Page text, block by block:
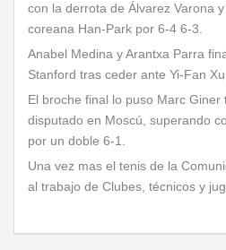
con la derrota de Álvarez Varona
coreana Han-Park por 6-4 6-3.
Anabel Medina y Arantxa Parra
Stanford tras ceder ante Yi-Fan
El broche final lo puso Marc
disputado en Moscú, superando
por un doble 6-1.
Una vez mas el tenis de la
al trabajo de Clubes, técnicos y